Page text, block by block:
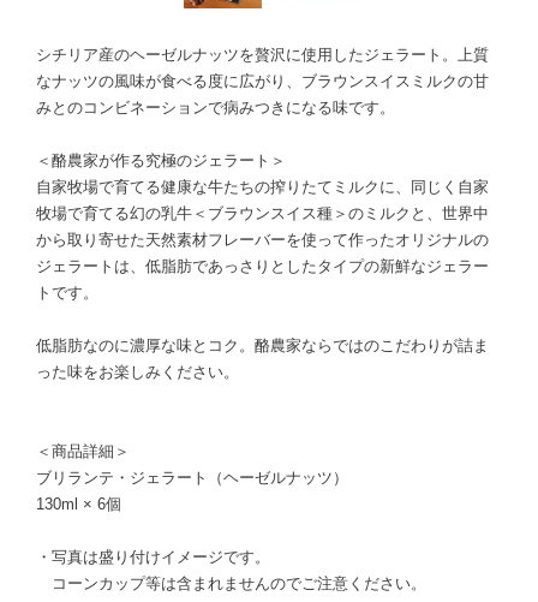
シチリア産のヘーゼルナッツを贅沢に使用したジェラート。上質
なナッツの風味が食べる度に広がり、ブラウンスイスミルクの甘
みとのコンビネーションで病みつきになる味です。
＜酪農家が作る究極のジェラート＞
自家牧場で育てる健康な牛たちの搾りたてミルクに、同じく自家
牧場で育てる幻の乳牛＜ブラウンスイス種＞のミルクと、世界中
から取り寄せた天然素材フレーバーを使って作ったオリジナルの
ジェラートは、低脂肪であっさりとしたタイプの新鮮なジェラー
トです。
低脂肪なのに濃厚な味とコク。酪農家ならではのこだわりが詰ま
った味をお楽しみください。
＜商品詳細＞
ブリランテ・ジェラート（ヘーゼルナッツ）
130ml × 6個
・写真は盛り付けイメージです。
コーンカップ等は含まれませんのでご注意ください。